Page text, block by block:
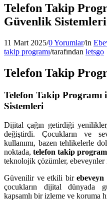
Telefon Takip
Güvenlik Sistemleri
11 Mart 2025/0 Yorumlar/in
takip programı/tarafından letsgo
Telefon Takip
Telefon Takip
Sistemleri
Dijital çağın getirdiği
değiştirdi. Çocukların ve
kullanımı, bazen tehlikelerle
noktada, telefon takip
teknolojik çözümler,
Güvenilir ve etkili bir
çocukların dijital dünyada
kapsamlı bir izleme ve koruma